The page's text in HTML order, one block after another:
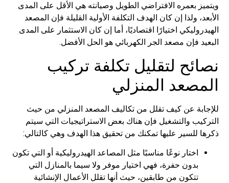
بعمره الافتراضي الطويل وصيانته هي الأقل على المدى
ولذا إن كان الهدف التكلفة الأولية القليلة فإن المصعد
اختيارًا اقتصاديًا، أما إن كان الاستثمار على المدى
فإن مصعد الجر الكهربائي هو الحل الأفضل.
لتقليل تكلفة تركيب
المنزلي
عن كيف تقلل من تكاليف المصعد المنزلي من حيث
والتشغيل فإن هناك بعض الاستراتيجيات التي سيتم
للسير عليها تمكنك من تحقيق هذا الهدف وهي كالتالي:
اختار نوعًا مناسبًا مثل المصاعد الهيدروليكية أو التي تكون
بدون حفرة، فهي اختيار موفر ولا سيما بالمنازل التي
تتكون من طابقين، حيث أنها تقلل الأعمال الإنشائية